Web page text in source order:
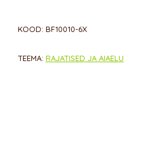
KOOD: BF10010-6X
TEEMA: RAJATISED JA AIAELU